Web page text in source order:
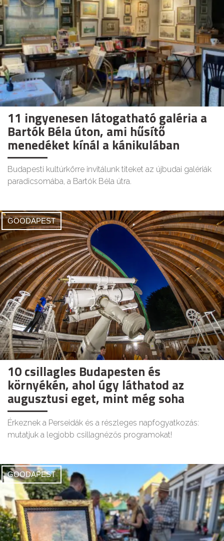
11 ingyenesen látogatható galéria a
Bartók Béla úton, ami hűsítő
menedéket kínál a kánikulában
Budapesti kultúrkörre invitálunk titeket az újbudai galériák
paradicsomába, a Bartók Béla útra.
GOODAPEST
10 csillagles Budapesten és
környékén, ahol úgy láthatod az
augusztusi eget, mint még soha
Érkeznek a Perseidák és a részleges napfogyatkozás:
mutatjuk a legjobb csillagnézős programokat!
GOODAPEST